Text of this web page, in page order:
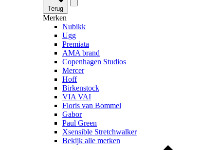
Terug
Merken
Nubikk
Ugg
Premiata
AMA brand
Copenhagen Studios
Mercer
Hoff
Birkenstock
VIA VAI
Floris van Bommel
Gabor
Paul Green
Xsensible Stretchwalker
Bekijk alle merken